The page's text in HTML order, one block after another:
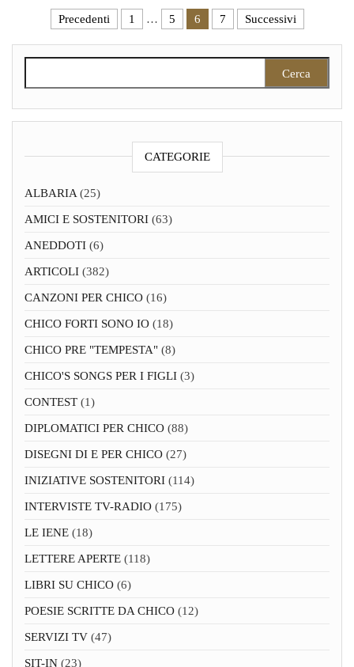
Paginazione degli articoli
Precedenti 1 … 5 6 7 Successivi
CATEGORIE
ALBARIA (25)
AMICI E SOSTENITORI (63)
ANEDDOTI (6)
ARTICOLI (382)
CANZONI PER CHICO (16)
CHICO FORTI SONO IO (18)
CHICO PRE "TEMPESTA" (8)
CHICO'S SONGS PER I FIGLI (3)
CONTEST (1)
DIPLOMATICI PER CHICO (88)
DISEGNI DI E PER CHICO (27)
INIZIATIVE SOSTENITORI (114)
INTERVISTE TV-RADIO (175)
LE IENE (18)
LETTERE APERTE (118)
LIBRI SU CHICO (6)
POESIE SCRITTE DA CHICO (12)
SERVIZI TV (47)
SIT-IN (23)